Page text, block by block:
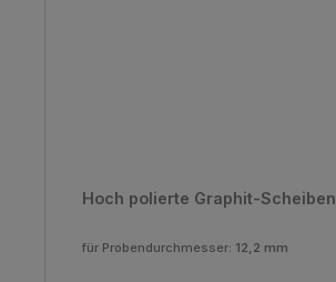
Hoch polierte Graphit-Scheiben
für Probendurchmesser: 12,2 mm